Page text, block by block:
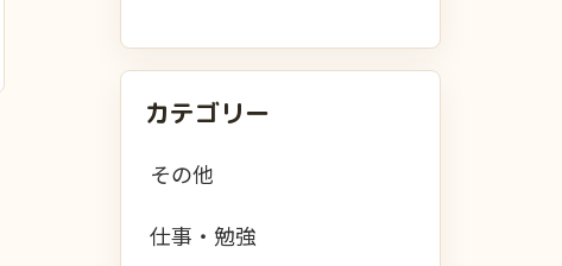
カテゴリー
その他
仕事・勉強